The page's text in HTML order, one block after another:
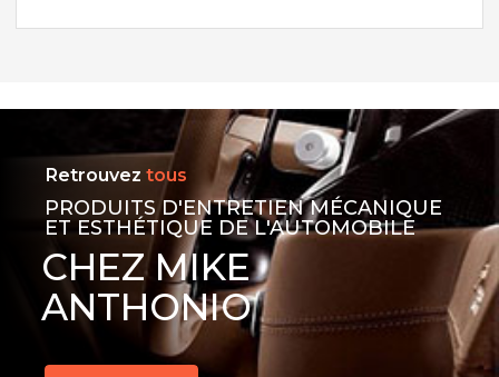
Retrouvez tous
PRODUITS D'ENTRETIEN MÉCANIQUE
ET ESTHÉTIQUE DE L'AUTOMOBILE
CHEZ MIKE
ANTHONIO